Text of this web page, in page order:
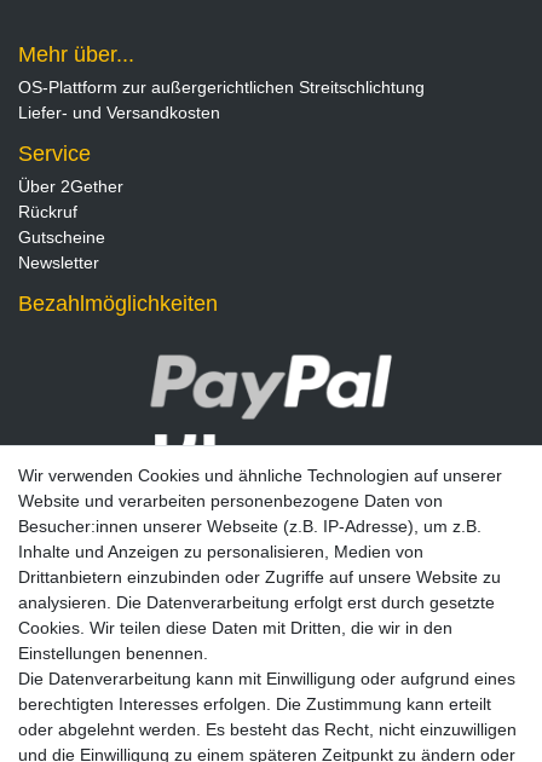
Mehr über...
OS-Plattform zur außergerichtlichen Streitschlichtung
Liefer- und Versandkosten
Service
Über 2Gether
Rückruf
Gutscheine
Newsletter
Bezahlmöglichkeiten
Newsletter
E-MAIL **
Einwilligung kann ich jederzeit widerrufen.**
Wir verwenden Cookies und ähnliche Technologien auf unserer
Website und verarbeiten personenbezogene Daten von
Besucher:innen unserer Webseite (z.B. IP-Adresse), um z.B.
Inhalte und Anzeigen zu personalisieren, Medien von
Drittanbietern einzubinden oder Zugriffe auf unsere Website zu
analysieren. Die Datenverarbeitung erfolgt erst durch gesetzte
Cookies. Wir teilen diese Daten mit Dritten, die wir in den
Einstellungen benennen.
Die Datenverarbeitung kann mit Einwilligung oder aufgrund eines
berechtigten Interesses erfolgen. Die Zustimmung kann erteilt
oder abgelehnt werden. Es besteht das Recht, nicht einzuwilligen
und die Einwilligung zu einem späteren Zeitpunkt zu ändern oder